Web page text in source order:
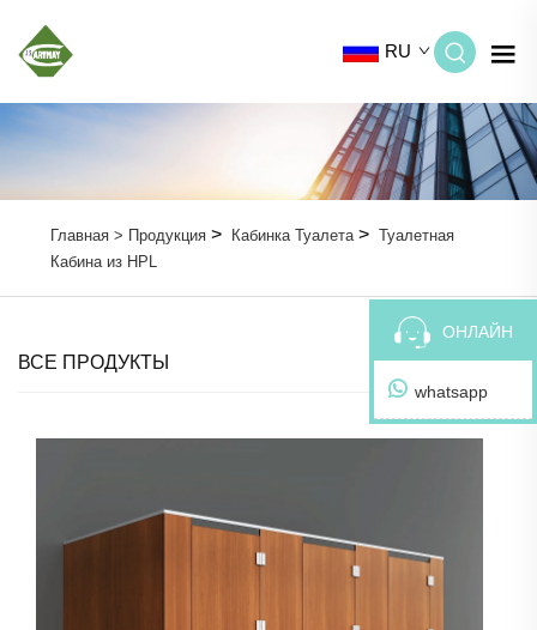
RU
Главная > Продукция> Кабинка Туалета> Туалетная
Кабина из HPL
ВСЕ ПРОДУКТЫ
ОНЛАЙН
whatsapp